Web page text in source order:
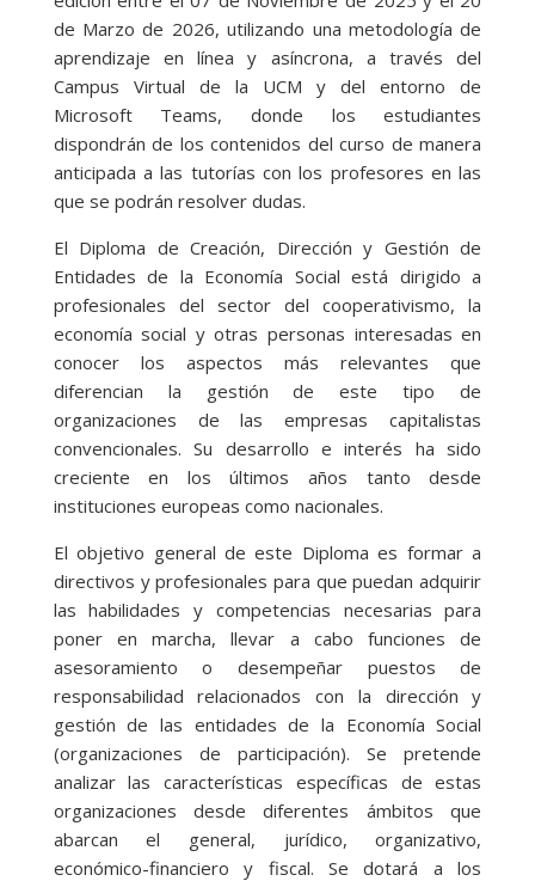
de Marzo de 2026, utilizando una metodología de
aprendizaje en línea y asíncrona, a través del
Campus Virtual de la UCM y del entorno de
Microsoft Teams, donde los estudiantes
dispondrán de los contenidos del curso de manera
anticipada a las tutorías con los profesores en las
que se podrán resolver dudas.
El Diploma de Creación, Dirección y Gestión de
Entidades de la Economía Social está dirigido a
profesionales del sector del cooperativismo, la
economía social y otras personas interesadas en
conocer los aspectos más relevantes que
diferencian la gestión de este tipo de
organizaciones de las empresas capitalistas
convencionales. Su desarrollo e interés ha sido
creciente en los últimos años tanto desde
instituciones europeas como nacionales.
El objetivo general de este Diploma es formar a
directivos y profesionales para que puedan adquirir
las habilidades y competencias necesarias para
poner en marcha, llevar a cabo funciones de
asesoramiento o desempeñar puestos de
responsabilidad relacionados con la dirección y
gestión de las entidades de la Economía Social
(organizaciones de participación). Se pretende
analizar las características específicas de estas
organizaciones desde diferentes ámbitos que
abarcan el general, jurídico, organizativo,
económico-financiero y fiscal. Se dotará a los